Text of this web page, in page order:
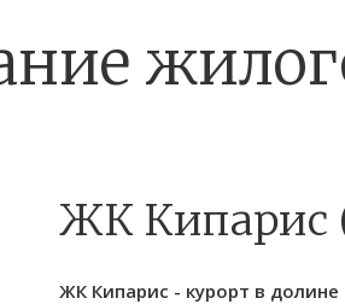
ЖК Кипарис
ЖК Кипарис - курорт в долине